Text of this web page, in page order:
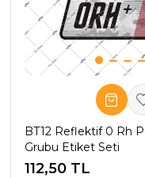
BT12 Reflektif 0 Rh
Grubu Etiket Seti
112,50 TL